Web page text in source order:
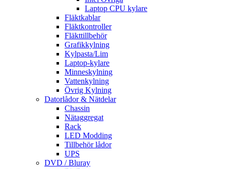
Laptop CPU kylare
Fläktkablar
Fläktkontroller
Fläkttillbehör
Grafikkylning
Kylpasta/Lim
Laptop-kylare
Minneskylning
Vattenkylning
Övrig Kylning
Datorlådor & Nätdelar
Chassin
Nätaggregat
Rack
LED Modding
Tillbehör lådor
UPS
DVD / Bluray